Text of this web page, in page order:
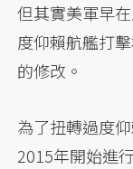
但其實美軍早
度仰賴航艦打
的修改。
為了扭轉過度
2015年開始進